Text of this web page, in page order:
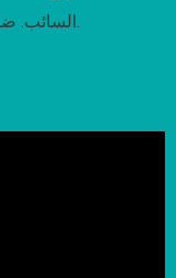
السائب. ضبط الخسائر لكل منطقة وتحديدها ثم تقييمها.